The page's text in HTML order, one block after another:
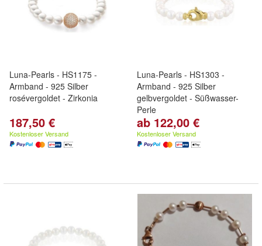
Luna-Pearls - HS1175 -
Armband - 925 Silber
rosévergoldet - Zirkonia
187,50 €
Kostenloser Versand
Luna-Pearls - HS1303 -
Armband - 925 Silber
gelbvergoldet - Süßwasser-
Perle
ab 122,00 €
Kostenloser Versand